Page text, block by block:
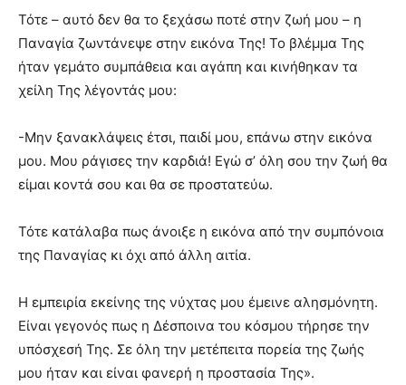
Τότε – αυτό δεν θα το ξεχάσω ποτέ στην ζωή μου – η
Παναγία ζωντάνεψε στην εικόνα Της! Το βλέμμα Της
ήταν γεμάτο συμπάθεια και αγάπη και κινήθηκαν τα
χείλη Της λέγοντάς μου:
-Μην ξανακλάψεις έτσι, παιδί μου, επάνω στην εικόνα
μου. Μου ράγισες την καρδιά! Εγώ σ’ όλη σου την ζωή θα
είμαι κοντά σου και θα σε προστατεύω.
Τότε κατάλαβα πως άνοιξε η εικόνα από την συμπόνοια
της Παναγίας κι όχι από άλλη αιτία.
Η εμπειρία εκείνης της νύχτας μου έμεινε αλησμόνητη.
Είναι γεγονός πως η Δέσποινα του κόσμου τήρησε την
υπόσχεσή Της. Σε όλη την μετέπειτα πορεία της ζωής
μου ήταν και είναι φανερή η προστασία Της».